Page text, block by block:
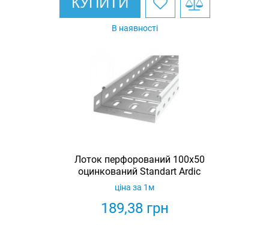
В наявності
Лоток перфорований 100х50
оцинкований Standart Ardic
189,38грн
ціна за 1м